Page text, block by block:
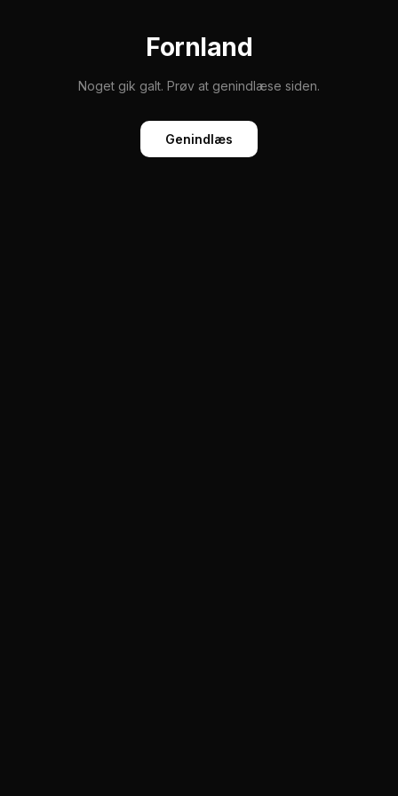
Fornland
Noget gik galt. Prøv at genindlæse siden.
Genindlæs